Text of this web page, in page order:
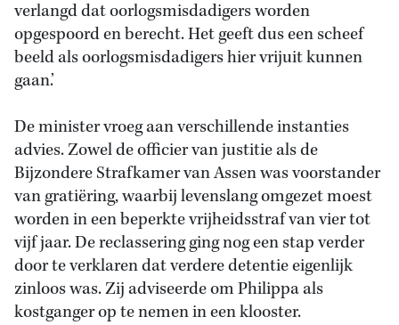
verlangd dat oorlogsmisdadigers worden
opgespoord en berecht. Het geeft dus een scheef
beeld als oorlogsmisdadigers hier vrijuit kunnen
gaan.’
De minister vroeg aan verschillende instanties
advies. Zowel de officier van justitie als de
Bijzondere Strafkamer van Assen was voorstander
van gratiëring, waarbij levenslang omgezet moest
worden in een beperkte vrijheidsstraf van vier tot
vijf jaar. De reclassering ging nog een stap verder
door te verklaren dat verdere detentie eigenlijk
zinloos was. Zij adviseerde om Philippa als
kostganger op te nemen in een klooster.